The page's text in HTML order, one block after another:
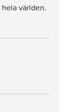
världen.